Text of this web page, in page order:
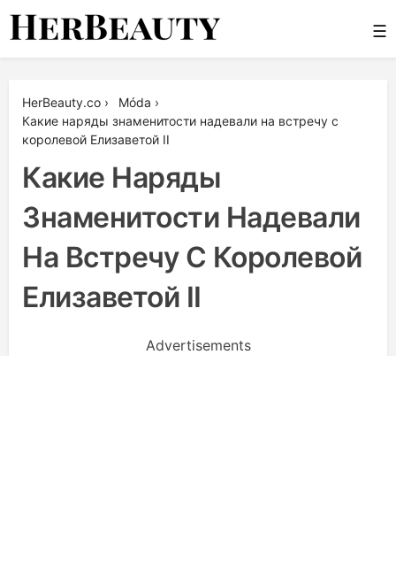
Skip
☰
HerBeauty.co › Móda ›
Какие наряды знаменитости надевали на встречу с
королевой Елизаветой II
Какие Наряды
Знаменитости Надевали
На Встречу С Королевой
Елизаветой II
Advertisements